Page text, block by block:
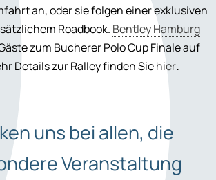
an, oder sie folgen einer exklusiven
Roadbook. Bentley Hamburg
zum Bucherer Polo Cup Finale auf
Details zur Ralley finden Siehier.
uns bei allen, die
Veranstaltung